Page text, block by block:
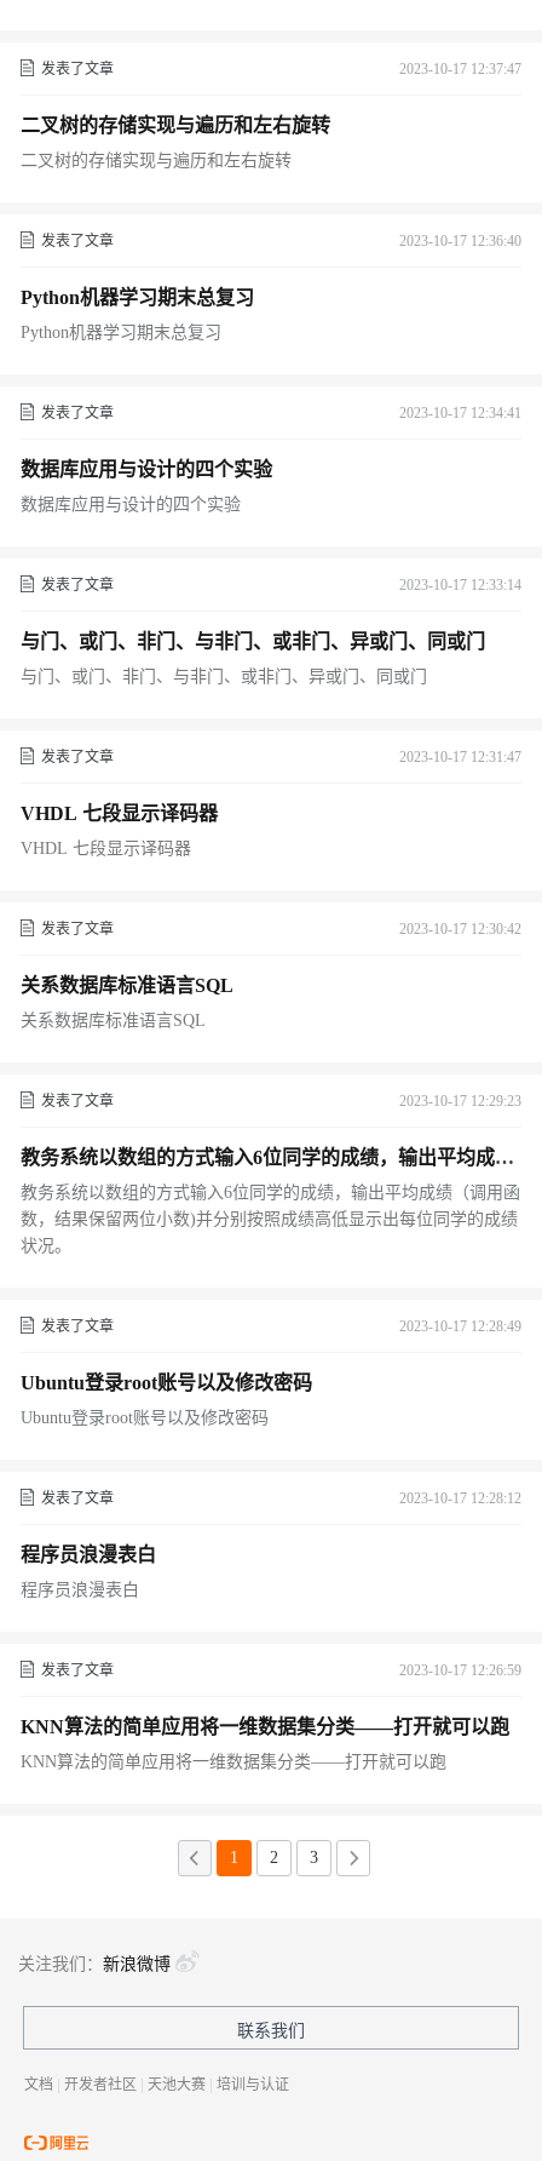
发表了文章 2023-10-17 12:37:47
二叉树的存储实现与遍历和左右旋转
二叉树的存储实现与遍历和左右旋转
发表了文章 2023-10-17 12:36:40
Python机器学习期末总复习
Python机器学习期末总复习
发表了文章 2023-10-17 12:34:41
数据库应用与设计的四个实验
数据库应用与设计的四个实验
发表了文章 2023-10-17 12:33:14
与门、或门、非门、与非门、或非门、异或门、同或门
与门、或门、非门、与非门、或非门、异或门、同或门
发表了文章 2023-10-17 12:31:47
VHDL 七段显示译码器
VHDL 七段显示译码器
发表了文章 2023-10-17 12:30:42
关系数据库标准语言SQL
关系数据库标准语言SQL
发表了文章 2023-10-17 12:29:23
教务系统以数组的方式输入6位同学的成绩，输出平均成绩
（调用函数，结果保留两位小数)并分别按照成绩高低显示
出每位同学的成绩状况。
教务系统以数组的方式输入6位同学的成绩，输出平均成绩（调用函
数，结果保留两位小数)并分别按照成绩高低显示出每位同学的成绩
状况。
发表了文章 2023-10-17 12:28:49
Ubuntu登录root账号以及修改密码
Ubuntu登录root账号以及修改密码
发表了文章 2023-10-17 12:28:12
程序员浪漫表白
程序员浪漫表白
发表了文章 2023-10-17 12:26:59
KNN算法的简单应用将一维数据集分类——打开就可以跑
KNN算法的简单应用将一维数据集分类——打开就可以跑
1 2 3
关注我们： 新浪微博
联系我们
文档 | 开发者社区 | 天池大赛 | 培训与认证